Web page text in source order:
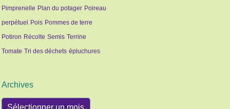
Pimprenelle Plan du potager Poireau
perpétuel
Pois Pommes de terre
Potiron Récolte Semis Terrine
Tomate Tri des déchets épluchures
Archives
Archives